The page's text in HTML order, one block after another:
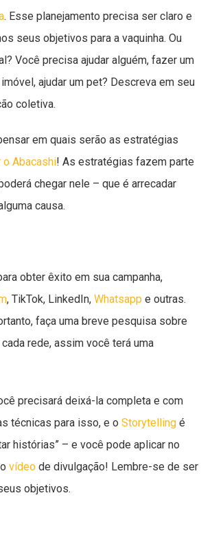
. Esse planejamento precisa ser claro e
seus objetivos para a vaquinha. Ou
Você precisa ajudar alguém, fazer um
ajudar um pet? Descreva em seu
coletiva.
em quais serão as estratégias
o Abacashi! As estratégias fazem parte
chegar nele – que é arrecadar
causa.
obter êxito em sua campanha,
, TikTok, LinkedIn, Whatsapp e outras.
faça uma breve pesquisa sobre
rede, assim você terá uma
precisará deixá-la completa e com
técnicas para isso, e o Storytelling é
histórias” – e você pode aplicar no
vídeo de divulgação! Lembre-se de ser
objetivos.